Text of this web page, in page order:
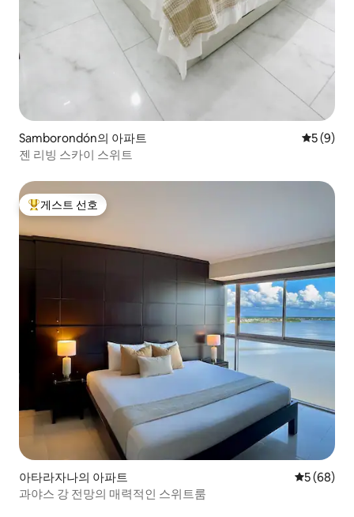
Samborondón의 아파트 평점 5점
5 (9)
젠 리빙 스카이 스위트
상위 게스트 선호
게스트 선호
아타라자나의 아파트 평점 5점(5
5 (68)
과야스 강 전망의 매력적인 스위트룸